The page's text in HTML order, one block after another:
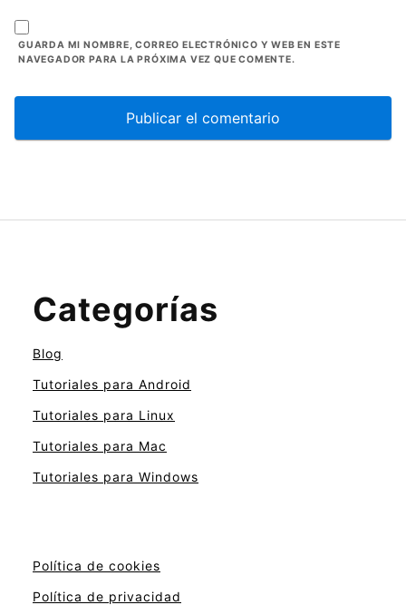
GUARDA MI NOMBRE, CORREO ELECTRÓNICO Y WEB EN ESTE
NAVEGADOR PARA LA PRÓXIMA VEZ QUE COMENTE.
Categorías
Blog
Tutoriales para Android
Tutoriales para Linux
Tutoriales para Mac
Tutoriales para Windows
Política de cookies
Política de privacidad